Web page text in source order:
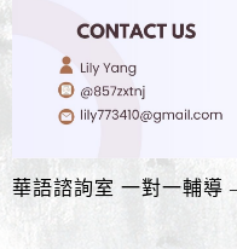
華語諮詢室 一對一輔導